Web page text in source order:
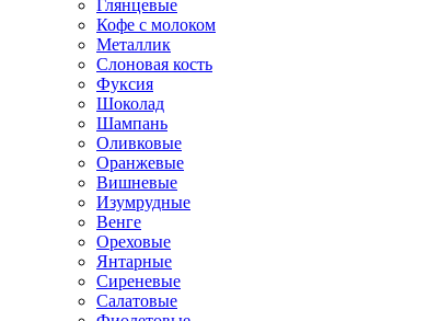
Глянцевые
Кофе с молоком
Металлик
Слоновая кость
Фуксия
Шоколад
Шампань
Оливковые
Оранжевые
Вишневые
Изумрудные
Венге
Ореховые
Янтарные
Сиреневые
Салатовые